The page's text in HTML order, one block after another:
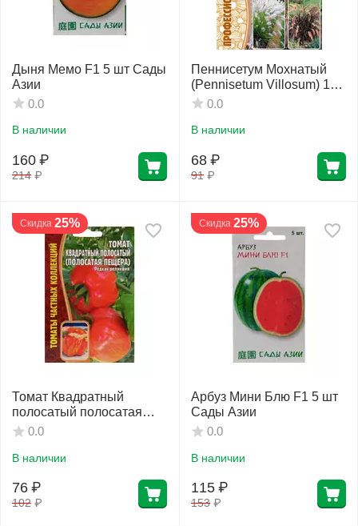
Дыня Мемо F1 5 шт Сады
Азии
0.0
В наличии
214 ₽
160 ₽
Пеннисетум Мохнатый
(Pennisetum Villosum) 10
шт РЕДКИЕ СЕМЕНА
0.0
В наличии
91 ₽
68 ₽
Скидка 25%
Томат Квадратный
полосатый полосатая
пещера 10 шт РЕДКИЕ
0.0
В наличии
102 ₽
76 ₽
Скидка 25%
Арбуз Мини Блю F1 5 шт
Сады Азии
0.0
В наличии
153 ₽
115 ₽